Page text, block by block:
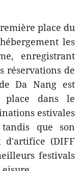
place du
les
enregistrant
réservations de
Da Nang est
place dans le
estivales
que son
d'artifice (DIFF
festivals